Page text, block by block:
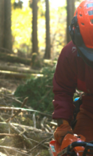
9/5（土）『しずおか森
中（外部サイトに移行
2026.06.23
森の写真
らのお知
【終了】森林写真コン
品展示中（富士川楽座
2026.06.08 お知らせ
(6/8改正)令和８年度 林
要領